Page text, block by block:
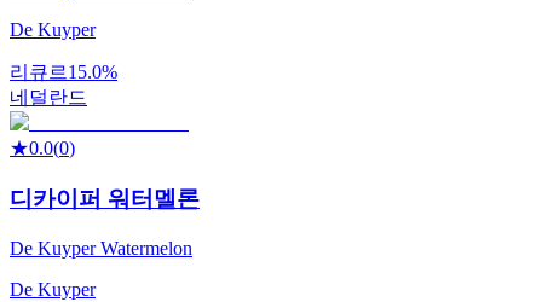
De Kuyper
리큐르15.0%
네덜란드
★0.0(0)
디카이퍼 워터멜론
De Kuyper Watermelon
De Kuyper